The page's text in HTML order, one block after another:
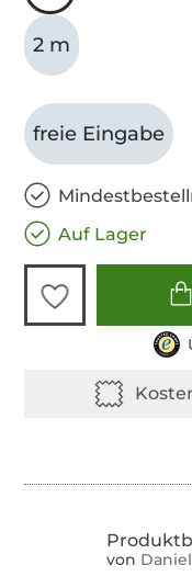
2 m
freie Eingabe
Auf Lager
von